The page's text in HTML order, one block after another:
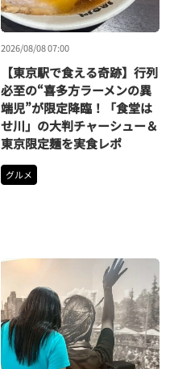
2026/08/08 07:00
【東京駅で食える奇跡】行列
必至の“喜多方ラーメンの異
端児”が限定降臨！「食堂は
せ川」の大判チャーシュー＆
東京限定麺を実食レポ
グルメ